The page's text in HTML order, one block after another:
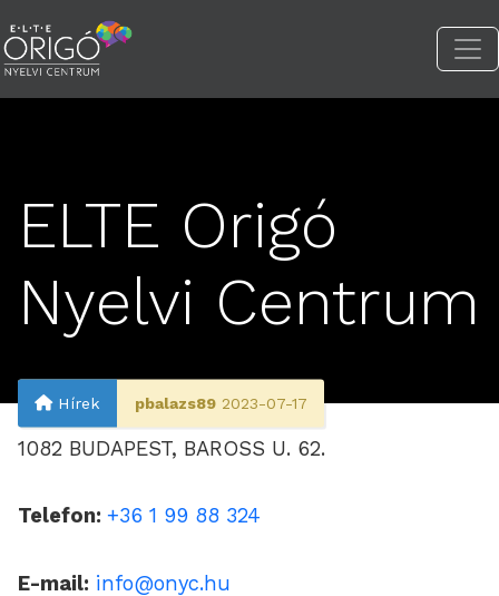
ELTE Origó
Nyelvi Centrum
Hírek pbalazs89 2023-07-17
1082 BUDAPEST, BAROSS U. 62.
Telefon: +36 1 99 88 324
E-mail: info@onyc.hu